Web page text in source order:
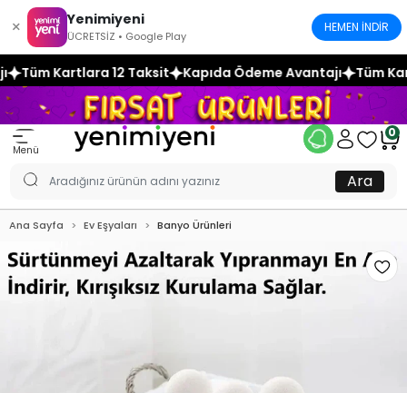
× Yenimiyeni
ÜCRETSİZ • Google Play
HEMEN İNDİR
Kapıda Ödeme Avantajı Tüm Kartlara 12 Taksit
Menü
0
Ara
Ana Sayfa Ev Eşyaları Banyo Ürünleri